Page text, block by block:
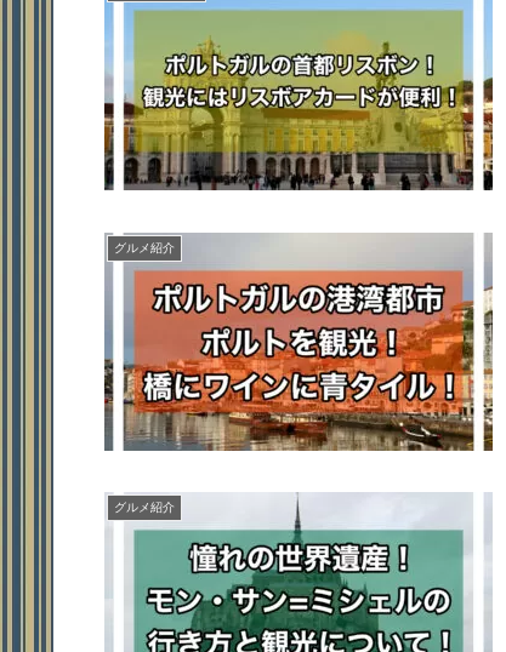
グルメ紹介
グルメ紹介